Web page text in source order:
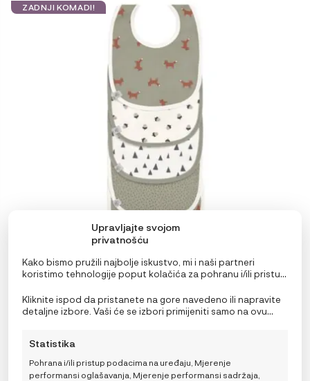
Upravljajte svojom
privatnošću
Kako bismo pružili najbolje iskustvo, mi i naši partneri
koristimo tehnologije poput kolačića za pohranu i/ili pristup
omogućit će nama i našim partnerima obradu osobnih
podataka kao što su ponašanje pri pregledavanju ili
jedinstveni ID-ovi na ovoj stranici i prikazujemo
privole može negativno utjecati na određene značajke i
Kliknite ispod da pristanete na gore navedeno ili napravite
detaljne izbore. Vaši će se izbori primijeniti samo na ovu
prekidača na Politici kolačića ili klikom na gumb za
upravljanje privolom na dnu ekrana.
Statistika
Pohrana i/ili pristup podacima na uređaju, Mjerenje
performansi oglašavanja, Mjerenje performansi sadržaja,
Lisica
IZVORNA
29,95 €.
29,95€TRENUTNA
23,96€
DODAJ U KOŠARICU
ZADNJI KOMADI!